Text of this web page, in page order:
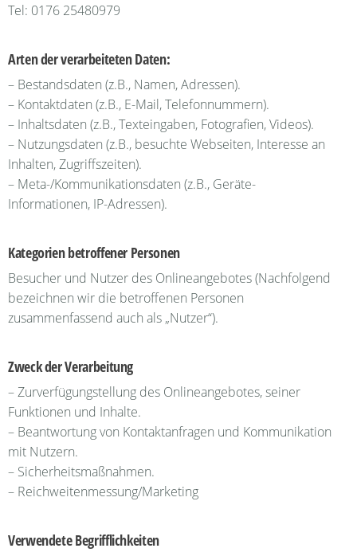
Tel: 0176 25480979
Arten der verarbeiteten Daten:
– Bestandsdaten (z.B., Namen, Adressen).
– Kontaktdaten (z.B., E-Mail, Telefonnummern).
– Inhaltsdaten (z.B., Texteingaben, Fotografien, Videos).
– Nutzungsdaten (z.B., besuchte Webseiten, Interesse an
Inhalten, Zugriffszeiten).
– Meta-/Kommunikationsdaten (z.B., Geräte-
Informationen, IP-Adressen).
Kategorien betroffener Personen
Besucher und Nutzer des Onlineangebotes (Nachfolgend
bezeichnen wir die betroffenen Personen
zusammenfassend auch als „Nutzer“).
Zweck der Verarbeitung
– Zurverfügungstellung des Onlineangebotes, seiner
Funktionen und Inhalte.
– Beantwortung von Kontaktanfragen und Kommunikation
mit Nutzern.
– Sicherheitsmaßnahmen.
– Reichweitenmessung/Marketing
Verwendete Begrifflichkeiten